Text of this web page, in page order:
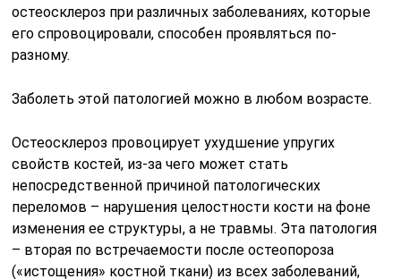
остеосклероз при различных заболеваниях, которые
его спровоцировали, способен проявляться по-
разному.
Заболеть этой патологией можно в любом возрасте.
Остеосклероз провоцирует ухудшение упругих
свойств костей, из-за чего может стать
непосредственной причиной патологических
переломов – нарушения целостности кости на фоне
изменения ее структуры, а не травмы. Эта патология
– вторая по встречаемости после остеопороза
(«истощения» костной ткани) из всех заболеваний,